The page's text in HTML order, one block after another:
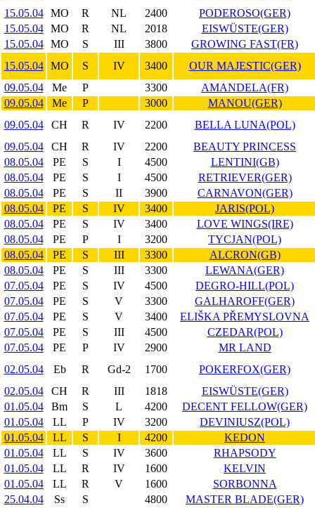
15.05.04
MO R NL 2400
PODEROSO(GER)
15.05.04
MO R NL 2018
EISWÜSTE(GER)
15.05.04
MO S III 3800
GROWING FAST(FR)
15.05.04
MO S IV 3400
OUR MAJESTIC(GER)
09.05.04
Me P 3300
AMANDELA(FR)
09.05.04
Me P 3000
MANOU(GER)
09.05.04
CH R IV 2200
BELLA LUNA(POL)
09.05.04
CH R IV 2200
BEAUTY PRINCESS
08.05.04
PE S I 4500
LENTINI(GB)
08.05.04
PE S I 4500
RETRIEVER(GER)
08.05.04
PE S II 3900
CARNAVON(GER)
08.05.04
PE S IV 3400
JARIS(POL)
08.05.04
PE S IV 3400
LOVE WINGS(IRE)
08.05.04
PE P I 3200
TYCJAN(POL)
08.05.04
PE S III 3300
ALCRON(GB)
08.05.04
PE S III 3300
LEWANA(GER)
07.05.04
PE S IV 4500
DEGRO-HILL(POL)
07.05.04
PE S V 3300
GALHAROFF(GER)
07.05.04
PE S V 3400
ELIŠKA PŘEMYSLOVNA
07.05.04
PE S III 4500
CZEDAR(POL)
07.05.04
PE P IV 2900
MR LAND
02.05.04
Eb R Gd-2 1700
POKERFOX(GER)
02.05.04
CH R III 1818
EISWÜSTE(GER)
01.05.04
Bm S L 4200
DECENT FELLOW(GER)
01.05.04
LL P IV 3200
DEVINIUSZ(POL)
01.05.04
LL S I 4200
KEDON
01.05.04
LL S IV 3600
RHAPSODY
01.05.04
LL R IV 1600
KELVIN
01.05.04
LL R V 1600
SORBONNA
25.04.04
Ss S 4800
MASTER BLADE(GER)